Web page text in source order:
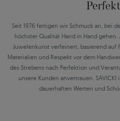
Seit 1976 fertigen wir Schmuck an, bei
höchster Qualität Hand in Hand
Juwelenkunst verfeinert, basierend auf
Materialien und Respekt vor dem
des Strebens nach Perfektion und
unsere Kunden anvertrauen.
dauerhaften Werten und